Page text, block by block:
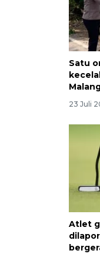
Satu
23 Juli
Atlet